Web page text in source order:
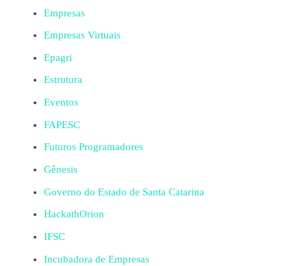
Empresas
Empresas Virtuais
Epagri
Estrutura
Eventos
FAPESC
Futuros Programadores
Gênesis
Governo do Estado de Santa Catarina
HackathOrion
IFSC
Incubadora de Empresas